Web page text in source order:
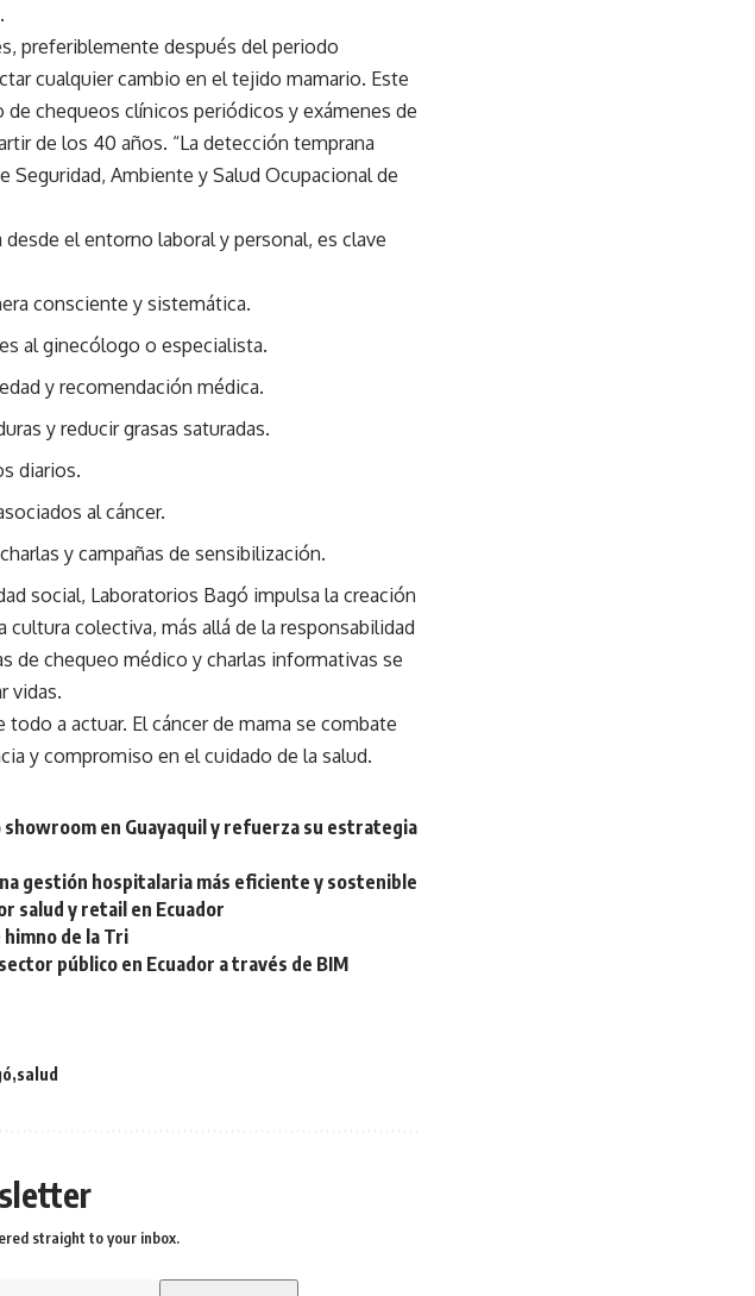
preferiblemente después del periodo
cualquier cambio en el tejido mamario. Este
chequeos clínicos periódicos y exámenes de
de los 40 años. “La detección temprana
Seguridad, Ambiente y Salud Ocupacional de
el entorno laboral y personal, es clave
consciente y sistemática.
al ginecólogo o especialista.
y recomendación médica.
y reducir grasas saturadas.
diarios.
al cáncer.
y campañas de sensibilización.
social, Laboratorios Bagó impulsa la creación
colectiva, más allá de la responsabilidad
de chequeo médico y charlas informativas se
vidas.
a actuar. El cáncer de mama se combate
y compromiso en el cuidado de la salud.
showroom en Guayaquil y refuerza su estrategia
gestión hospitalaria más eficiente y sostenible
salud y retail en Ecuador
de la Tri
público en Ecuador a través de BIM
salud
straight to your inbox.